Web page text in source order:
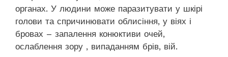
органах. У людини може паразитувати у шкірі
голови та спричинювати облисіння, у віях і
бровах – запалення конюктиви очей,
ослаблення зору , випаданням брів, вій.